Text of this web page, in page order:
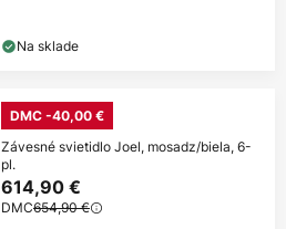
Na sklade
DMC -40,00 €
Závesné svietidlo Joel, mosadz/biela, 6-
pl.
614,90 €
DMC654,90 €